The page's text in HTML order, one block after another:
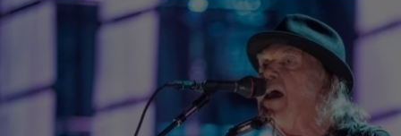
1.7.2022 22:42